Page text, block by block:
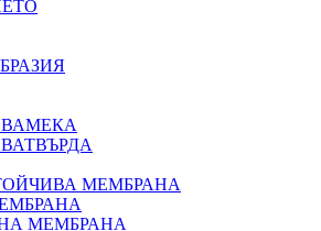
МЕМБРАНА
МЕМБРАНА